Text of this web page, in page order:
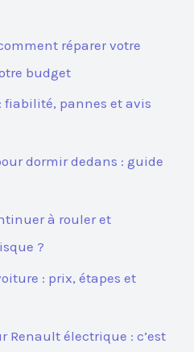
réparer votre
budget
fiabilité, pannes et avis
dormir dedans : guide
à rouler et
?
: prix, étapes et
Renault électrique : c’est